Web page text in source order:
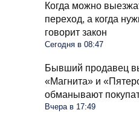
Когда можно
переход, а когда
говорит закон
Сегодня в 08:47
Бывший продавец
«Магнита» и
обманывают
Вчера в 17:49